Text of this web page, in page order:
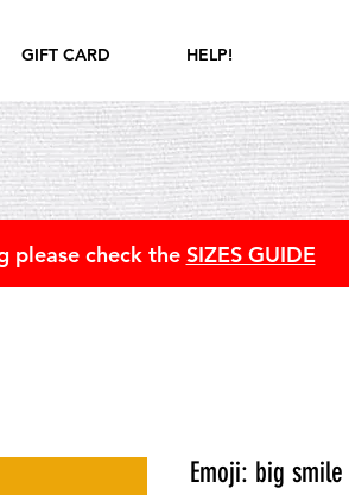
GIFT CARD HELP!
please check the SIZES GUIDE
Emoji: big smile